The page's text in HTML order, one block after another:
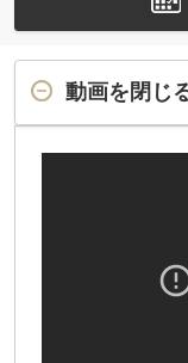
動画を閉じ